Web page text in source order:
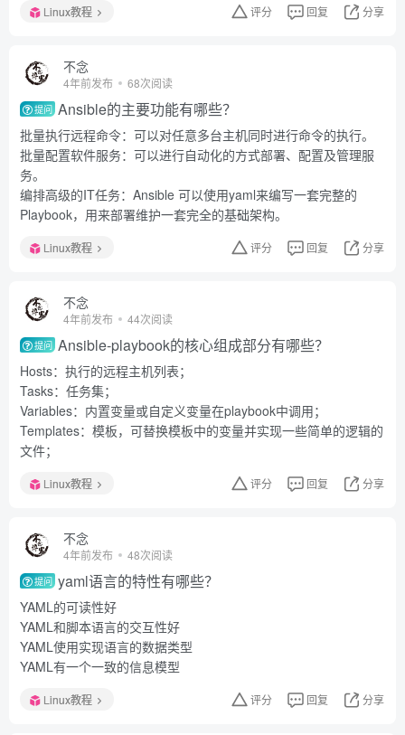
Linux教程 评分 回复 分享
不念
4年前发布 68次阅读
提问 Ansible的主要功能有哪些？
批量执行远程命令：可以对任意多台主机同时进行命令的执行。
批量配置软件服务：可以进行自动化的方式部署、配置及管理服
务。
编排高级的IT任务：Ansible 可以使用yaml来编写一套完整的
Playbook，用来部署维护一套完全的基础架构。
Linux教程 评分 回复 分享
不念
4年前发布 44次阅读
提问 Ansible-playbook的核心组成部分有哪些？
Hosts：执行的远程主机列表；
Tasks：任务集；
Variables：内置变量或自定义变量在playbook中调用；
Templates：模板，可替换模板中的变量并实现一些简单的逻辑的
文件；
Linux教程 评分 回复 分享
不念
4年前发布 48次阅读
提问 yaml语言的特性有哪些？
YAML的可读性好
YAML和脚本语言的交互性好
YAML使用实现语言的数据类型
YAML有一个一致的信息模型
Linux教程 评分 回复 分享